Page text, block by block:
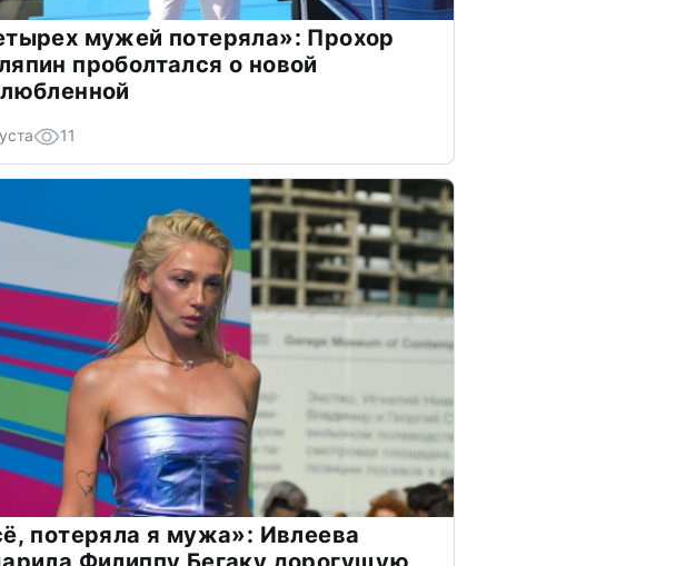
мужей потеряла»: Прохор
проболтался о новой
11
потеряла я мужа»: Ивлеева